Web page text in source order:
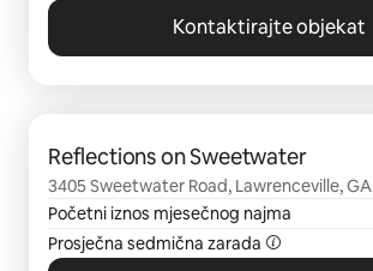
Kontaktirajte objekat
Reflections on Sweetwater
3405 Sweetwater Road, Lawrenceville, GA
Početni iznos mjesečnog najma
Prosječna sedmična zarada